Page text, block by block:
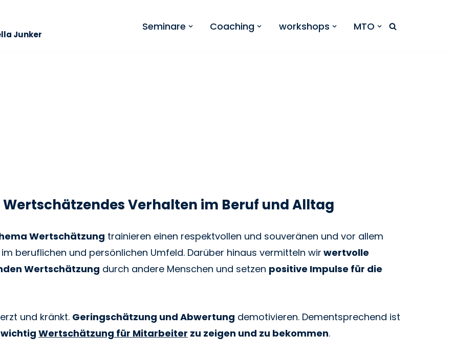
Junker
Seminare Coaching workshops MTO
Verhalten im Beruf und Alltag
Wertschätzung trainieren einen respektvollen und souveränen und vor allem
beruflichen und persönlichen Umfeld. Darüber hinaus vermitteln wir wertvolle
Wertschätzung durch andere Menschen und setzen positive Impulse für die
und kränkt. Geringschätzung und Abwertung demotivieren. Dementsprechend ist
Wertschätzung für Mitarbeiter zu zeigen und zu bekommen.